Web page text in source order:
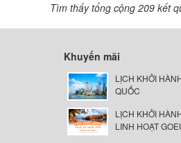
Tìm thấy tổng cộng 209 kết
Khuyến mãi
LỊCH KHỞI
QUỐC
LỊCH KHỞI
LINH HOẠT